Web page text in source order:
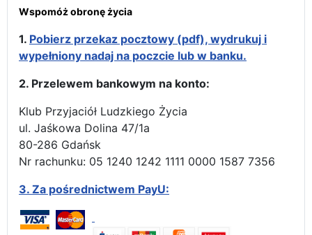
Wspomóż obronę życia
1. Pobierz przekaz pocztowy (pdf), wydrukuj i
wypełniony nadaj na poczcie lub w banku.
2. Przelewem bankowym na konto:
Klub Przyjaciół Ludzkiego Życia
ul. Jaśkowa Dolina 47/1a
80-286 Gdańsk
Nr rachunku: 05 1240 1242 1111 0000 1587 7356
3. Za pośrednictwem PayU: